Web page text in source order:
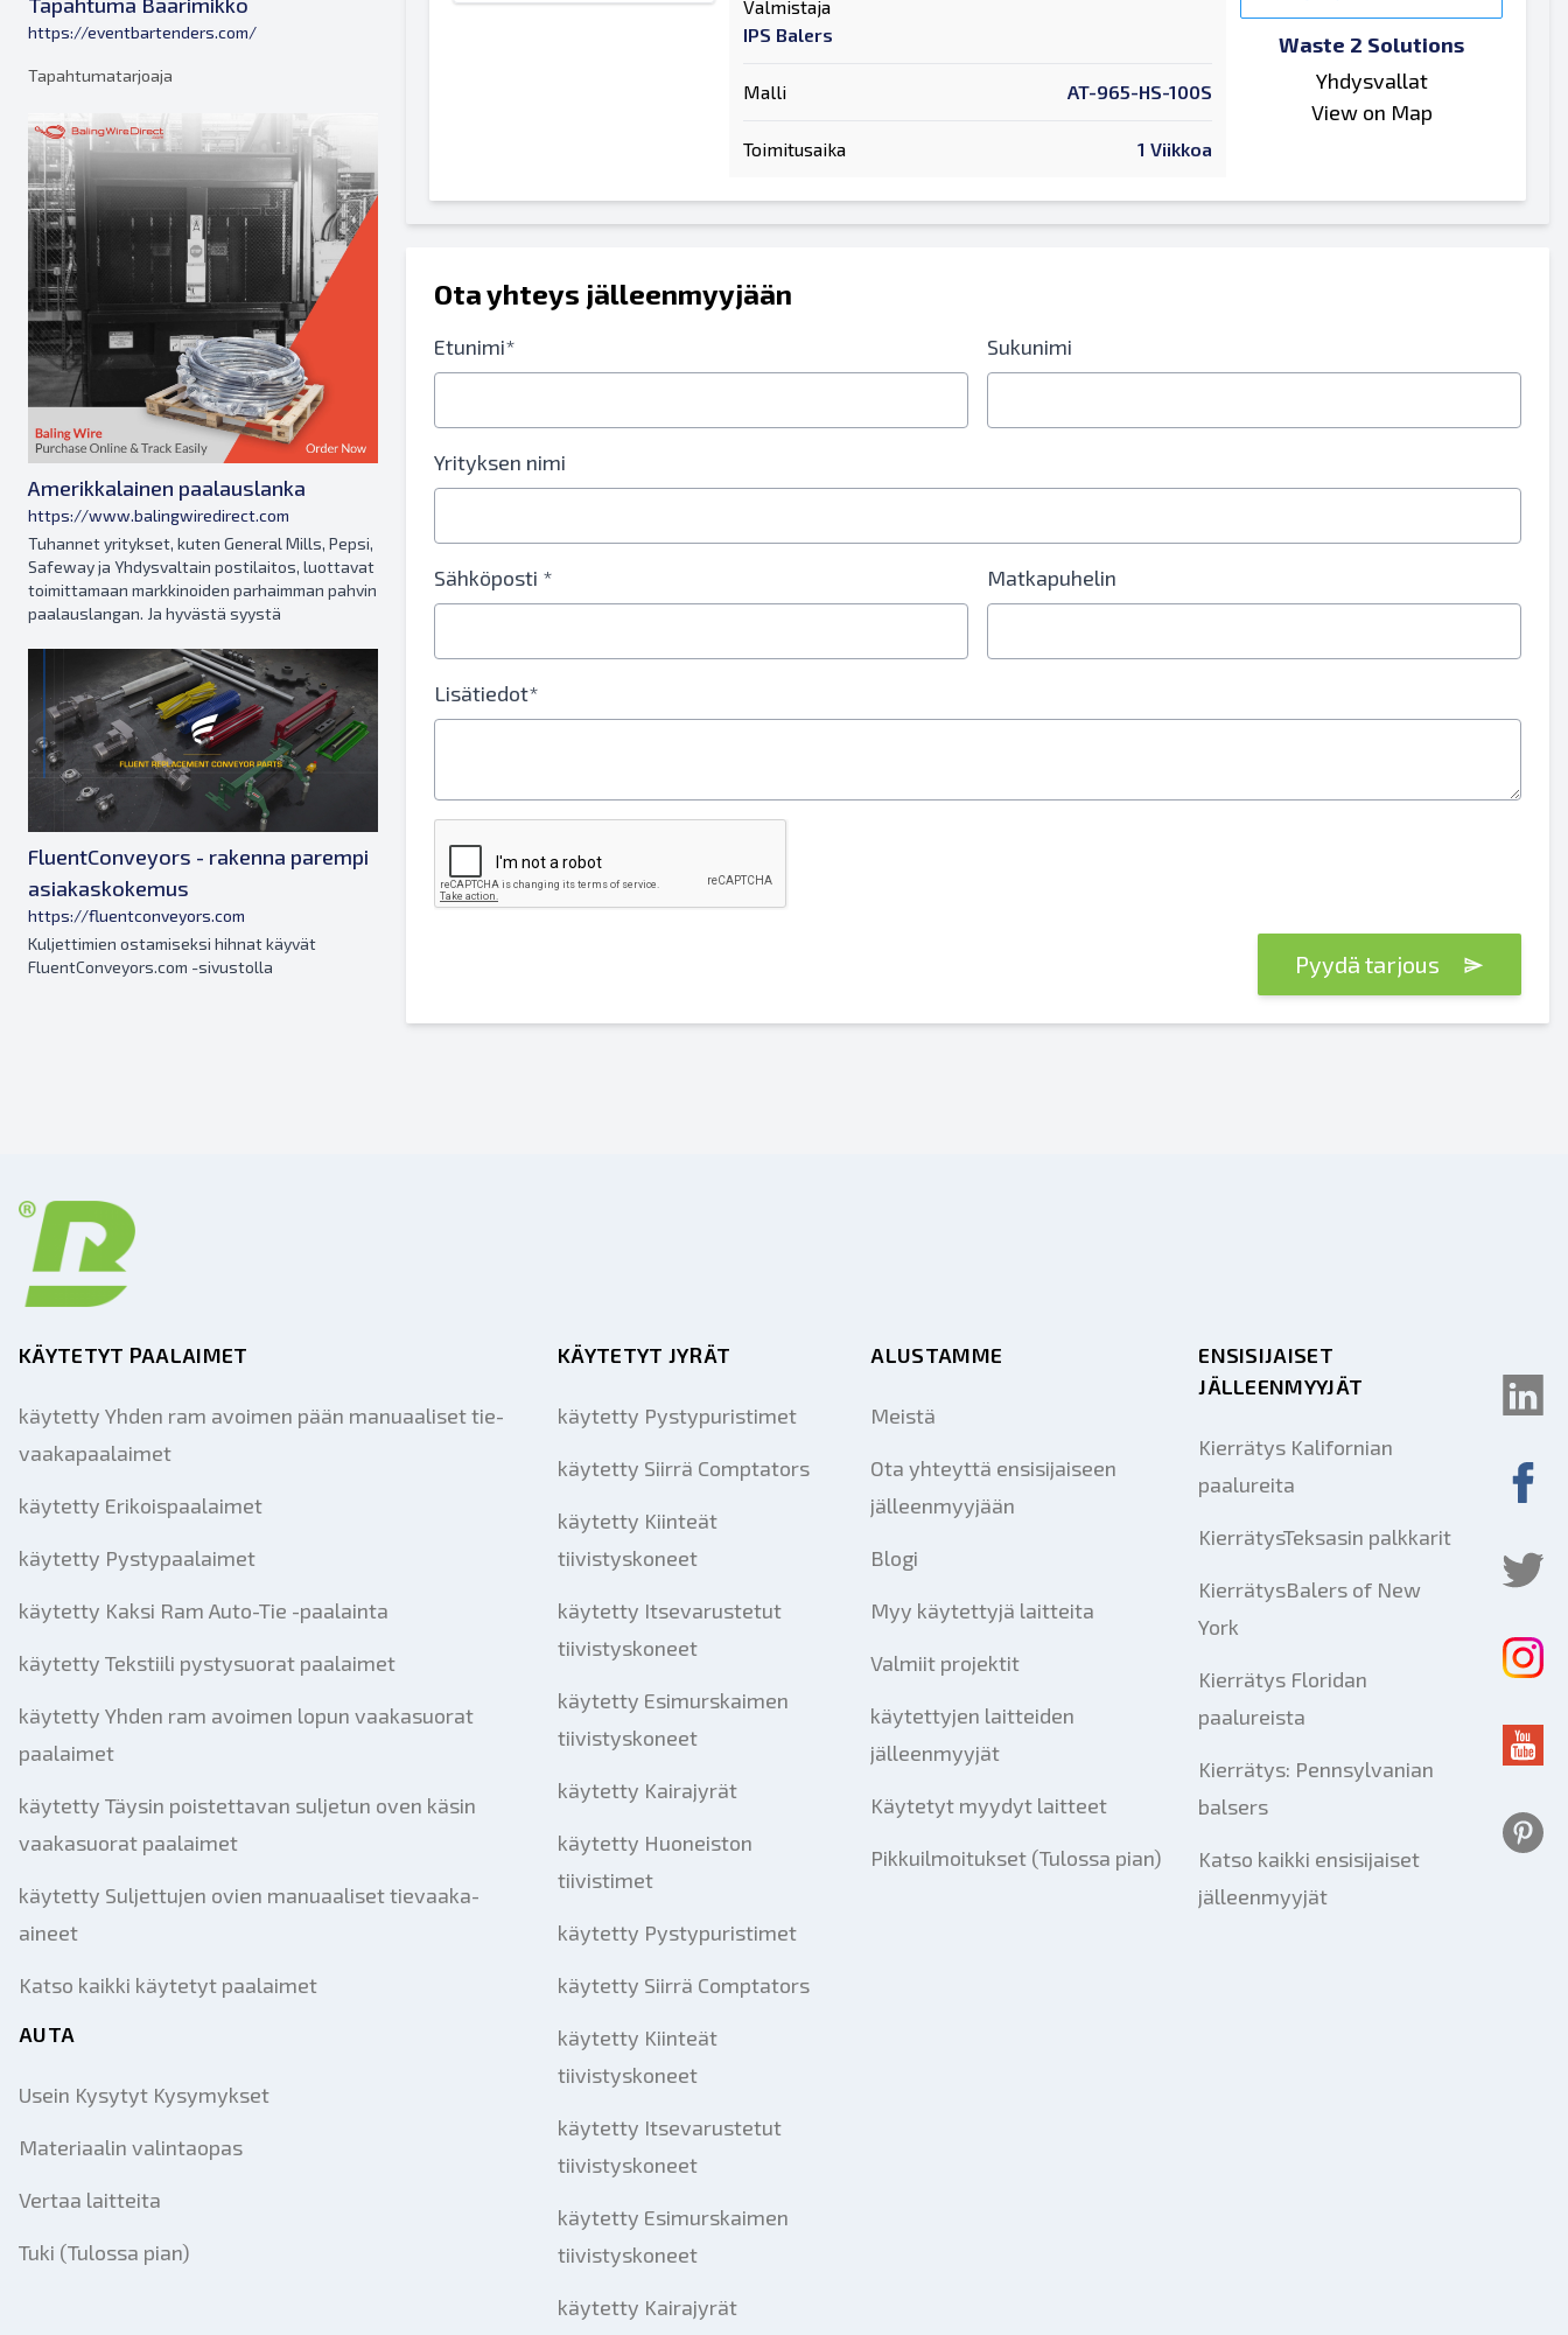
https://eventbartenders.com/
Tapahtumatarjoaja
Amerikkalainen paalauslanka
https://www.balingwiredirect.com
Tuhannet yritykset, kuten General Mills, Pepsi,
Safeway ja Yhdysvaltain postilaitos, luottavat
toimittamaan markkinoiden parhaimman pahvin
paalauslangan. Ja hyvästä syystä
FluentConveyors - rakenna parempi
asiakaskokemus
https://fluentconveyors.com
Kuljettimien ostamiseksi hihnat käyvät
FluentConveyors.com -sivustolla
Valmistaja
IPS Balers
Malli AT-965-HS-100S
Toimitusaika 1 Viikkoa
Waste 2 Solutions
Yhdysvallat
View on Map
Ota yhteys jälleenmyyjään
Etunimi* Sukunimi
Yrityksen nimi
Sähköposti * Matkapuhelin
Lisätiedot*
Pyydä tarjous
KÄYTETYT PAALAIMET
käytetty Yhden ram avoimen pään manuaaliset tie-
vaakapaalaimet
käytetty Erikoispaalaimet
käytetty Pystypaalaimet
käytetty Kaksi Ram Auto-Tie -paalainta
käytetty Tekstiili pystysuorat paalaimet
käytetty Yhden ram avoimen lopun vaakasuorat
paalaimet
käytetty Täysin poistettavan suljetun oven käsin
vaakasuorat paalaimet
käytetty Suljettujen ovien manuaaliset tievaaka-
aineet
Katso kaikki käytetyt paalaimet
AUTA
Usein Kysytyt Kysymykset
Materiaalin valintaopas
Vertaa laitteita
Tuki (Tulossa pian)
KÄYTETYT JYRÄT
käytetty Pystypuristimet
käytetty Siirrä Comptators
käytetty Kiinteät
tiivistyskoneet
käytetty Itsevarustetut
tiivistyskoneet
käytetty Esimurskaimen
tiivistyskoneet
käytetty Kairajyrät
käytetty Huoneiston
tiivistimet
käytetty Pystypuristimet
käytetty Siirrä Comptators
käytetty Kiinteät
tiivistyskoneet
käytetty Itsevarustetut
tiivistyskoneet
käytetty Esimurskaimen
tiivistyskoneet
käytetty Kairajyrät
ALUSTAMME
Meistä
Ota yhteyttä ensisijaiseen
jälleenmyyjään
Blogi
Myy käytettyjä laitteita
Valmiit projektit
käytettyjen laitteiden
jälleenmyyjät
Käytetyt myydyt laitteet
Pikkuilmoitukset (Tulossa pian)
ENSISIJAISET
JÄLLEENMYYJÄT
Kierrätys Kalifornian
paalureita
KierrätysTeksasin palkkarit
KierrätysBalers of New
York
Kierrätys Floridan
paalureista
Kierrätys: Pennsylvanian
balsers
Katso kaikki ensisijaiset
jälleenmyyjät